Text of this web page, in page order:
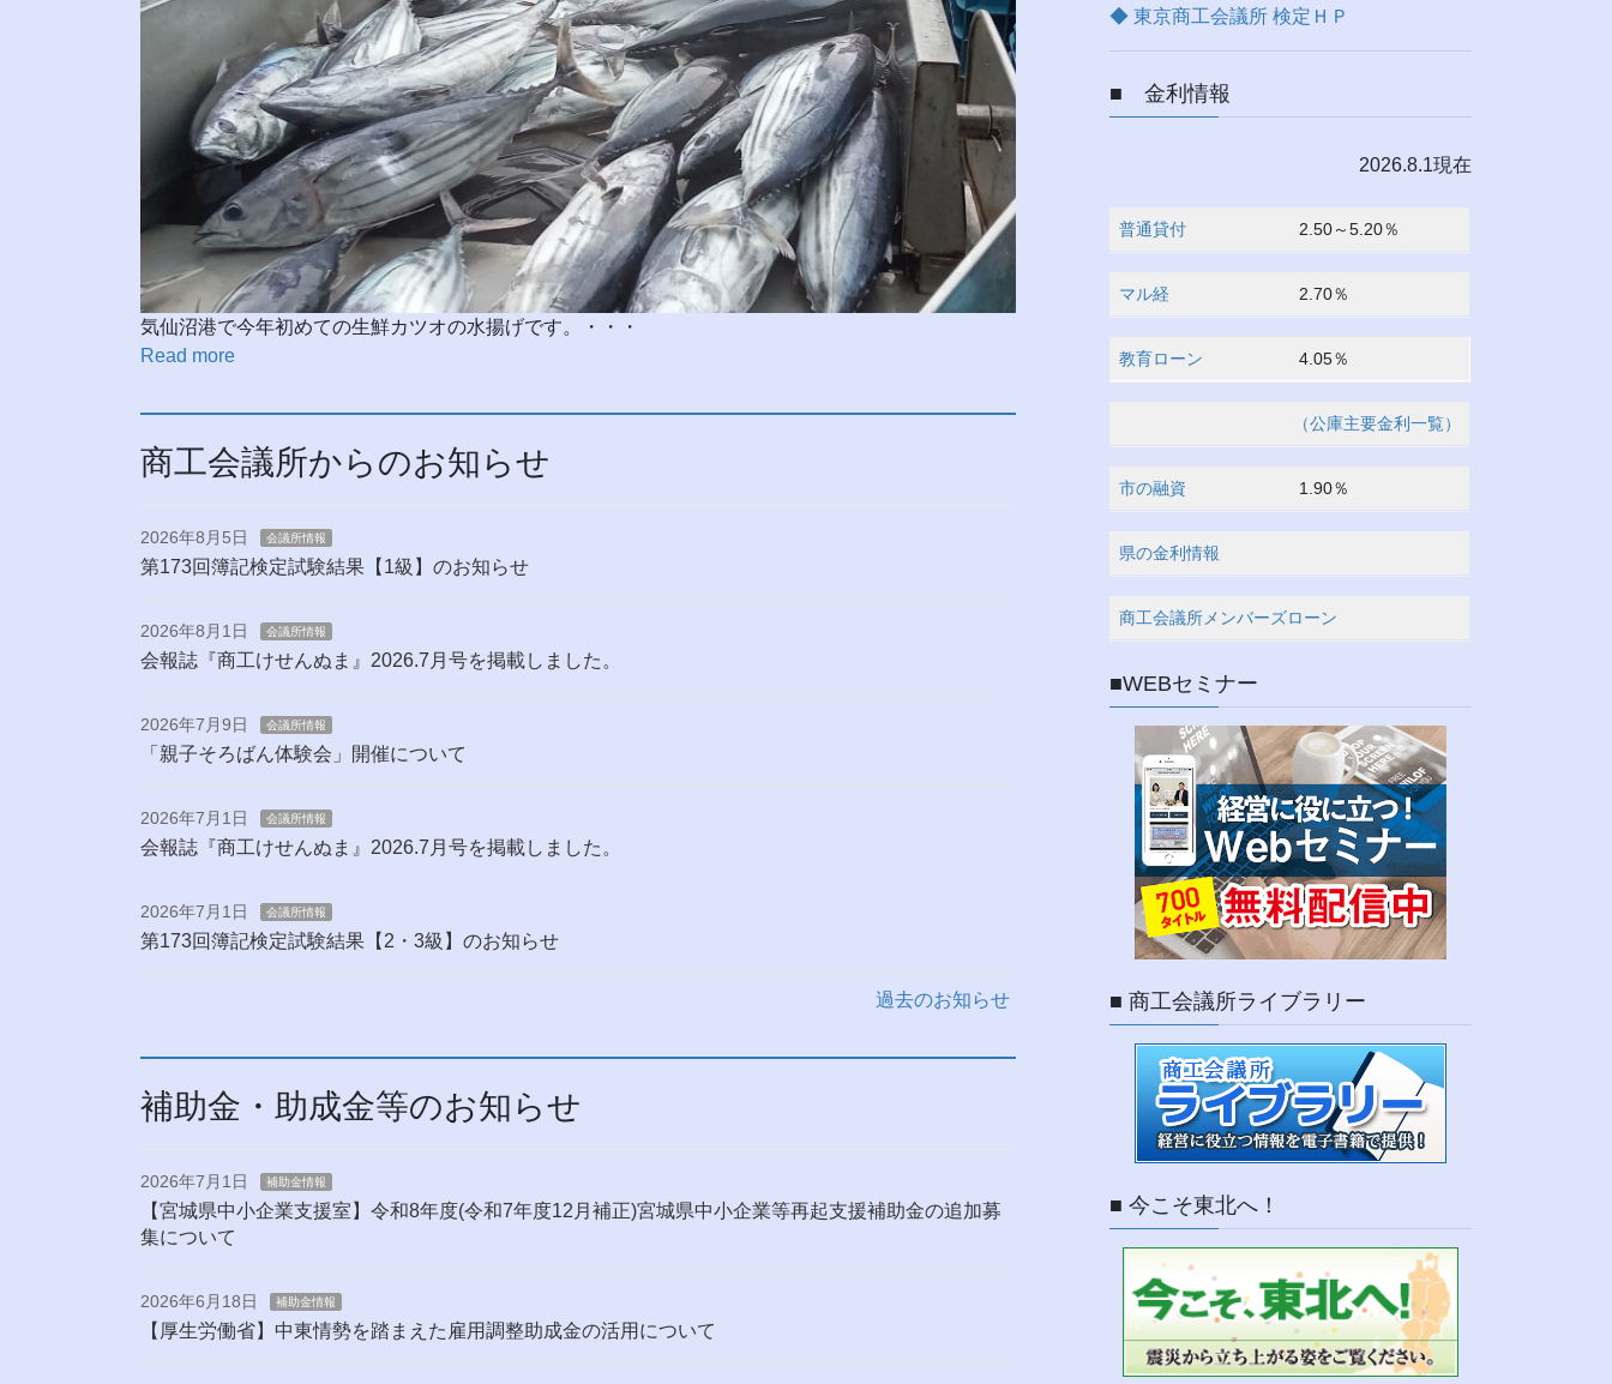
気仙沼港で今年初めての生鮮カツオの水揚げです。・・・
Read more
商工会議所からのお知らせ
2026年8月5日 会議所情報
第173回簿記検定試験結果【1級】のお知らせ
2026年8月1日 会議所情報
会報誌『商工けせんぬま』2026.7月号を掲載しました。
2026年7月9日 会議所情報
「親子そろばん体験会」開催について
2026年7月1日 会議所情報
会報誌『商工けせんぬま』2026.7月号を掲載しました。
2026年7月1日 会議所情報
第173回簿記検定試験結果【2・3級】のお知らせ
過去のお知らせ
補助金・助成金等のお知らせ
2026年7月1日 補助金情報
【宮城県中小企業支援室】令和8年度(令和7年度12月補正)宮城県中小企業等再起支援補助金の追加募
集について
2026年6月18日 補助金情報
【厚生労働省】中東情勢を踏まえた雇用調整助成金の活用について
◆ 東京商工会議所 検定ＨＰ
■ 金利情報
2026.8.1現在
普通貸付 2.50～5.20％
マル経 2.70％
教育ローン 4.05％
（公庫主要金利一覧）
市の融資 1.90％
県の金利情報
商工会議所メンバーズローン
■WEBセミナー
■ 商工会議所ライブラリー
■ 今こそ東北へ！